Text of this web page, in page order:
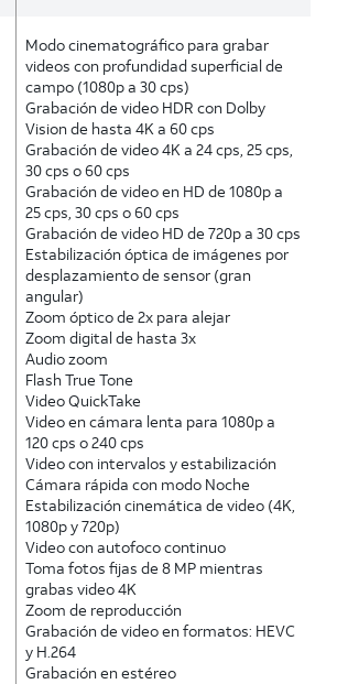
Modo cinematográfico para grabar
videos con profundidad superficial de
campo (1080p a 30 cps)
Grabación de video HDR con Dolby
Vision de hasta 4K a 60 cps
Grabación de video 4K a 24 cps, 25 cps,
30 cps o 60 cps
Grabación de video en HD de 1080p a
25 cps, 30 cps o 60 cps
Grabación de video HD de 720p a 30 cps
Estabilización óptica de imágenes por
desplazamiento de sensor (gran
angular)
Zoom óptico de 2x para alejar
Zoom digital de hasta 3x
Audio zoom
Flash True Tone
Video QuickTake
Video en cámara lenta para 1080p a
120 cps o 240 cps
Video con intervalos y estabilización
Cámara rápida con modo Noche
Estabilización cinemática de video (4K,
1080p y 720p)
Video con autofoco continuo
Toma fotos fijas de 8 MP mientras
grabas video 4K
Zoom de reproducción
Grabación de video en formatos: HEVC
y H.264
Grabación en estéreo